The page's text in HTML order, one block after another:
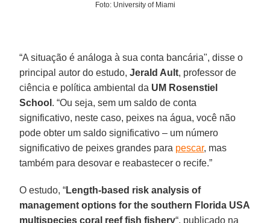
Foto: University of Miami
“A situação é análoga à sua conta bancária", disse o
principal autor do estudo,Jerald Ault, professor de
ciência e política ambiental da UM Rosenstiel
School . “Ou seja, sem um saldo de conta
significativo, neste caso, peixes na água, você não
pode obter um saldo significativo – um número
significativo de peixes grandes para pescar, mas
também para desovar e reabastecer o recife.”
O estudo, “Length-based risk analysis of
management options for the southern Florida USA
multispecies coral reef fish fishery“, publicado na